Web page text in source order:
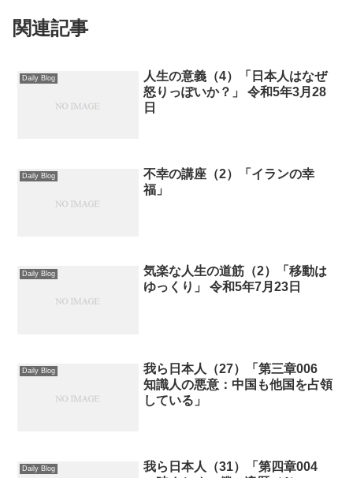
関連記事
Daily Blog
人生の意義（4）「日本人はなぜ
怒りっぽいか？」 令和5年3月28
日
Daily Blog
不幸の講座（2）「イランの幸
福」
Daily Blog
気楽な人生の道筋（2）「移動は
ゆっくり」 令和5年7月23日
Daily Blog
我ら日本人（27）「第三章006
知識人の悪意：中国も他国を占領
している」
Daily Blog
我ら日本人（31）「第四章004